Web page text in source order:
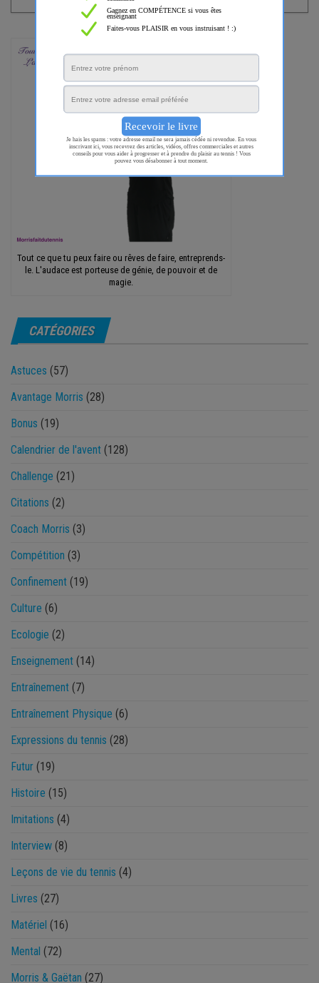
Tout ce que tu peux faire ou rêves de faire, entreprends-
le. L'audace est porteuse de génie, de pouvoir et de
magie.
CATÉGORIES
Astuces (57)
Avantage Morris (28)
Bonus (19)
Calendrier de l'avent (128)
Challenge (21)
Citations (2)
Coach Morris (3)
Compétition (3)
Confinement (19)
Culture (6)
Ecologie (2)
Enseignement (14)
Entraînement (7)
Entraînement Physique (6)
Expressions du tennis (28)
Futur (19)
Histoire (15)
Imitations (4)
Interview (8)
Leçons de vie du tennis (4)
Livres (27)
Matériel (16)
Mental (72)
Morris & Gaëtan (27)